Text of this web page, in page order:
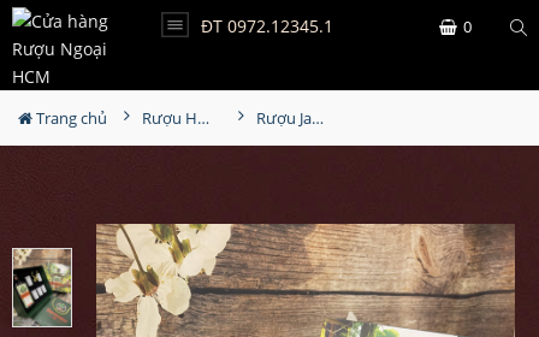
ĐT 0972.12345.1 0
Trang chủ Rượu Hộp Quà Rượu Jagermeister Hộp Quà Rừng Xanh